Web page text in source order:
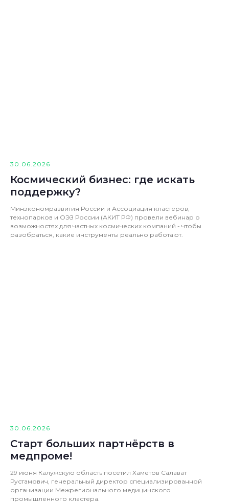
30.06.2026
Космический бизнес: где искать
поддержку?
Минэкономразвития России и Ассоциация кластеров,
технопарков и ОЭЗ России (АКИТ РФ) провели вебинар о
возможностях для частных космических компаний - чтобы
разобраться, какие инструменты реально работают.
30.06.2026
Старт больших партнёрств в
медпроме!
29 июня Калужскую область посетил Хаметов Салават
Рустамович, генеральный директор специализированной
организации Межрегионального медицинского
промышленного кластера.